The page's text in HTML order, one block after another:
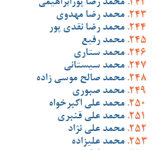
محمد رضا پورابراهیمی
محمد رضا مهدوی
محمد رضا نقدی پور
محمد رفیع
محمد ستاری
محمد سیستانی
محمد صالح موسی زاده
محمد صبوری
محمد علی اکبرخواه
محمد علی قنبری
محمد علی نژاد
محمد علیزاده